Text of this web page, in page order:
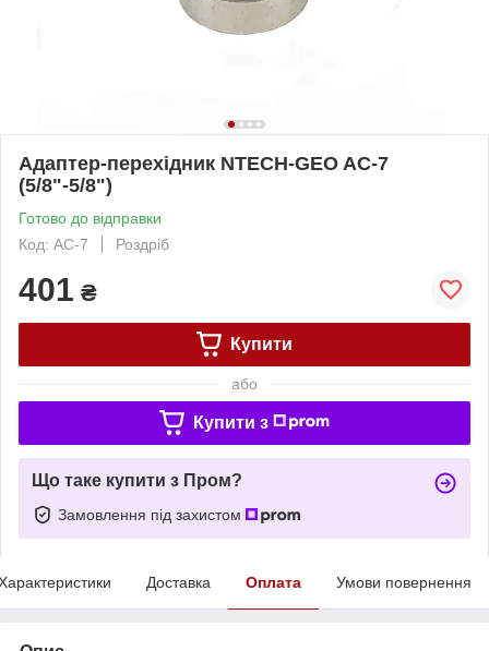
Адаптер-перехідник NTECH-GEO AC-7
(5/8"-5/8")
Готово до відправки
Код: AC-7
Роздріб
401 ₴
Купити
або
Купити з
Що таке купити з Пром?
Замовлення під захистом
Доставка Оплата Умови повернення